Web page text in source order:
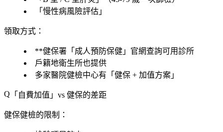
「 慢性病風險評估 」
領取方式 ：
**健保署「成人預防保健」官網查詢可用診所
戶籍地衛生所也提供
多家醫院健檢中心有「 健保 + 加值方案 」
「自費加值」vs 健保的差距
健保健檢的 限制 ：